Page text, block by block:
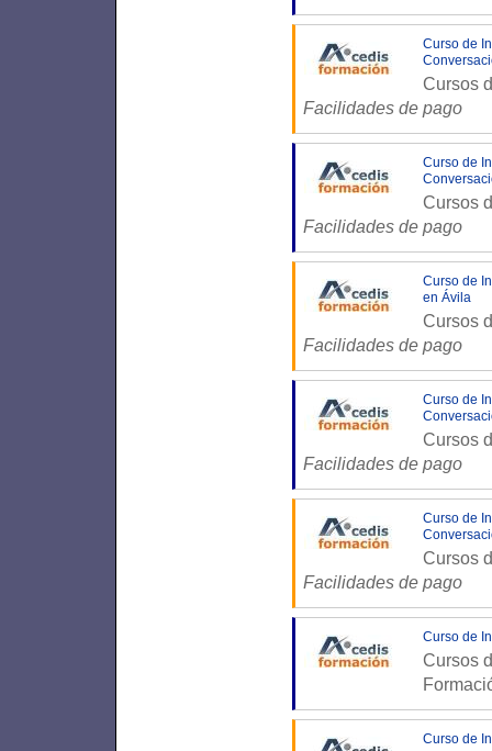
Curso de
Cursos
Facilidades de pago
Curso de
Cursos
Facilidades de pago
Curso de
en Ávila
Cursos
Facilidades de pago
Curso de
Cursos
Facilidades de pago
Curso de
Cursos
Facilidades de pago
Curso de
Cursos
Curso de